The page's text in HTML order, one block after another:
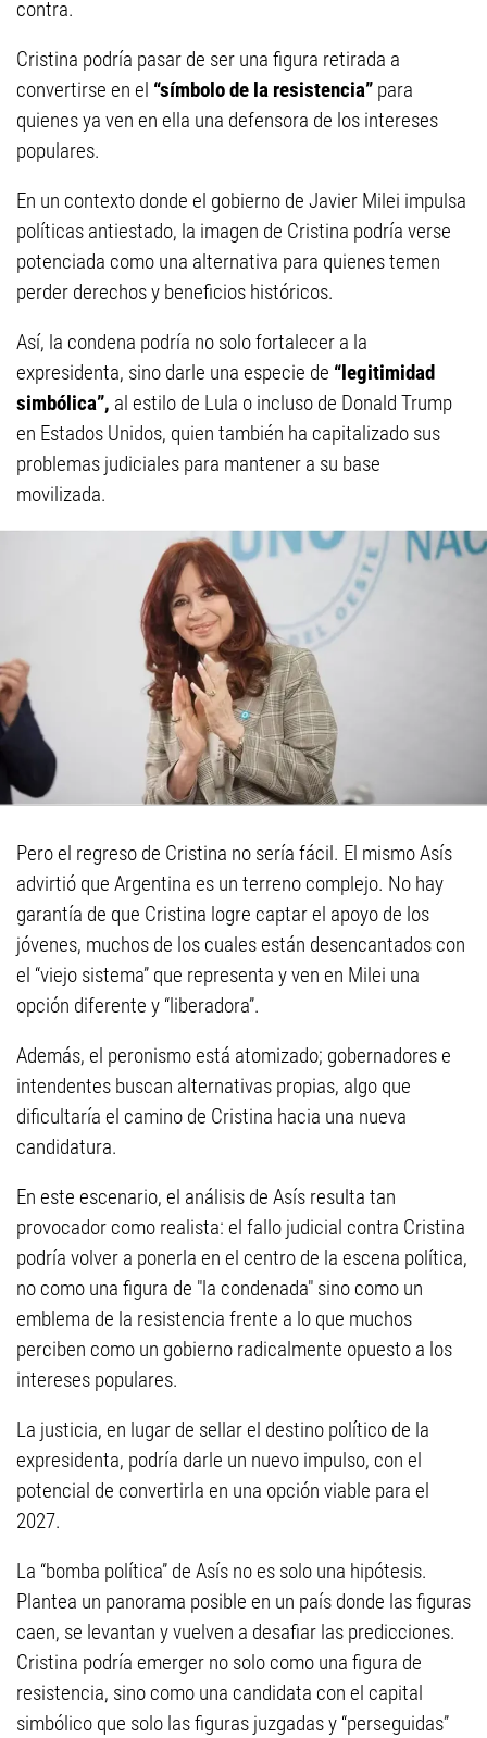
contra.
Cristina podría pasar de ser una figura retirada a
convertirse en el “símbolo de la resistencia” para
quienes ya ven en ella una defensora de los intereses
populares.
En un contexto donde el gobierno de Javier Milei impulsa
políticas antiestado, la imagen de Cristina podría verse
potenciada como una alternativa para quienes temen
perder derechos y beneficios históricos.
Así, la condena podría no solo fortalecer a la
expresidenta, sino darle una especie de “legitimidad
simbólica”, al estilo de Lula o incluso de Donald Trump
en Estados Unidos, quien también ha capitalizado sus
problemas judiciales para mantener a su base
movilizada.
Pero el regreso de Cristina no sería fácil. El mismo Asís
advirtió que Argentina es un terreno complejo. No hay
garantía de que Cristina logre captar el apoyo de los
jóvenes, muchos de los cuales están desencantados con
el “viejo sistema” que representa y ven en Milei una
opción diferente y “liberadora”.
Además, el peronismo está atomizado; gobernadores e
intendentes buscan alternativas propias, algo que
dificultaría el camino de Cristina hacia una nueva
candidatura.
En este escenario, el análisis de Asís resulta tan
provocador como realista: el fallo judicial contra Cristina
podría volver a ponerla en el centro de la escena política,
no como una figura de "la condenada" sino como un
emblema de la resistencia frente a lo que muchos
perciben como un gobierno radicalmente opuesto a los
intereses populares.
La justicia, en lugar de sellar el destino político de la
expresidenta, podría darle un nuevo impulso, con el
potencial de convertirla en una opción viable para el
2027.
La “bomba política” de Asís no es solo una hipótesis.
Plantea un panorama posible en un país donde las figuras
caen, se levantan y vuelven a desafiar las predicciones.
Cristina podría emerger no solo como una figura de
resistencia, sino como una candidata con el capital
simbólico que solo las figuras juzgadas y “perseguidas”